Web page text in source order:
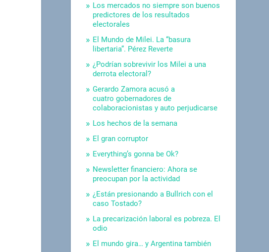
Los mercados no siempre son buenos
predictores de los resultados
electorales
El Mundo de Milei. La “basura
libertaria”. Pérez Reverte
¿Podrían sobrevivir los Milei a una
derrota electoral?
Gerardo Zamora acusó a
cuatro gobernadores de
colaboracionistas y auto perjudicarse
Los hechos de la semana
El gran corruptor
Everything’s gonna be Ok?
Newsletter financiero: Ahora se
preocupan por la actividad
¿Están presionando a Bullrich con el
caso Tostado?
La precarización laboral es pobreza. El
odio
El mundo gira… y Argentina también